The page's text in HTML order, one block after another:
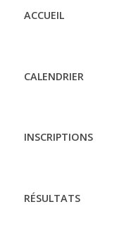
ACCUEIL
CALENDRIER
INSCRIPTIONS
RÉSULTATS